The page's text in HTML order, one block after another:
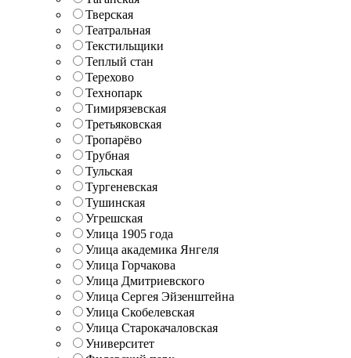
Тверская
Театральная
Текстильщики
Теплый стан
Терехово
Технопарк
Тимирязевская
Третьяковская
Тропарёво
Трубная
Тульская
Тургеневская
Тушинская
Угрешская
Улица 1905 года
Улица академика Янгеля
Улица Горчакова
Улица Дмитриевского
Улица Сергея Эйзенштейна
Улица Скобелевская
Улица Старокачаловская
Университет